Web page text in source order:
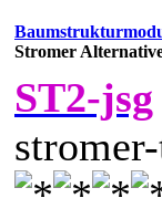
Stromer
ST2-jsg